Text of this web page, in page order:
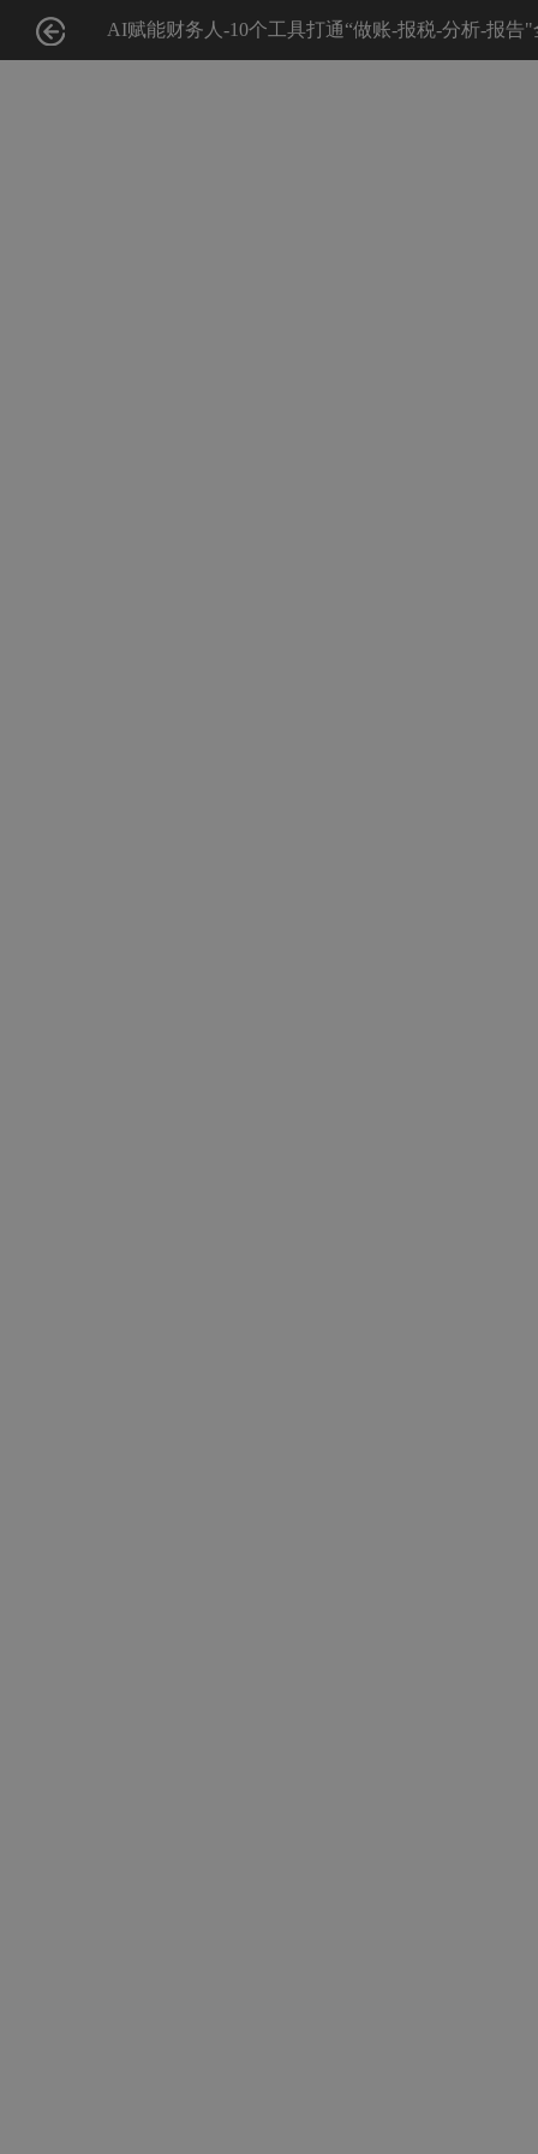
AI赋能财务人-10个工具打通“做账-报税-分析-报告"